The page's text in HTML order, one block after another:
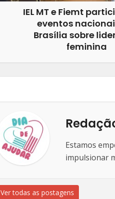
IEL MT e Fiemt
eventos
Brasília sobre
feminina
Estamos
impulsionar
Ver todas as postagens